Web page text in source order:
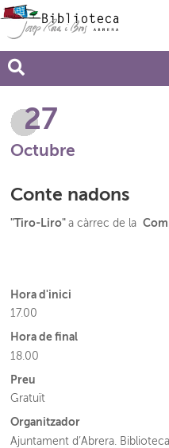
27
Octubre
Conte nadons
"Tiro-Liro"a càrrec de la
Hora d'inici
17.00
Hora de final
18.00
Preu
Gratuït
Organitzador
Ajuntament d’Abrera.